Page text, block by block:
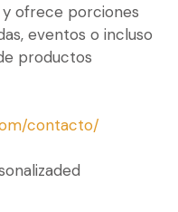
ofrece porciones
eventos o incluso
productos
contacto/